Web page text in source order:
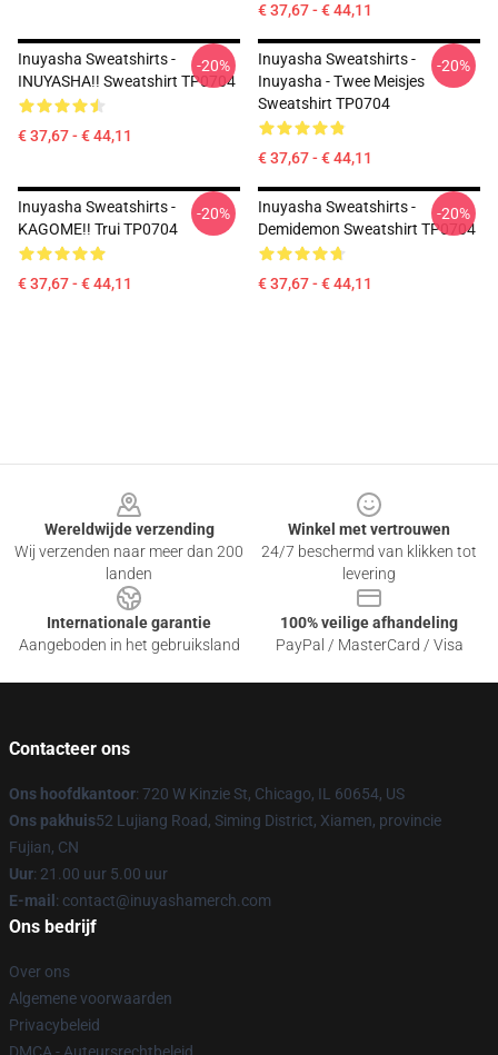
€ 37,67 - € 44,11
Inuyasha Sweatshirts -
INUYASHA!! Sweatshirt TP0704
€ 37,67 - € 44,11
-20%
Inuyasha Sweatshirts -
Inuyasha - Twee Meisjes
Sweatshirt TP0704
€ 37,67 - € 44,11
-20%
Inuyasha Sweatshirts -
KAGOME!! Trui TP0704
€ 37,67 - € 44,11
-20%
Inuyasha Sweatshirts -
Demidemon Sweatshirt TP0704
€ 37,67 - € 44,11
-20%
Wereldwijde verzending
Wij verzenden naar meer dan 200
landen
Winkel met vertrouwen
24/7 beschermd van klikken tot
levering
Internationale garantie
Aangeboden in het gebruiksland
100% veilige afhandeling
PayPal / MasterCard / Visa
Contacteer ons
Ons hoofdkantoor: 720 W Kinzie St, Chicago, IL 60654, US
Ons pakhuis52 Lujiang Road, Siming District, Xiamen, provincie
Fujian, CN
Uur: 21.00 uur 5.00 uur
E-mail : contact@inuyashamerch.com
Ons bedrijf
Over ons
Algemene voorwaarden
Privacybeleid